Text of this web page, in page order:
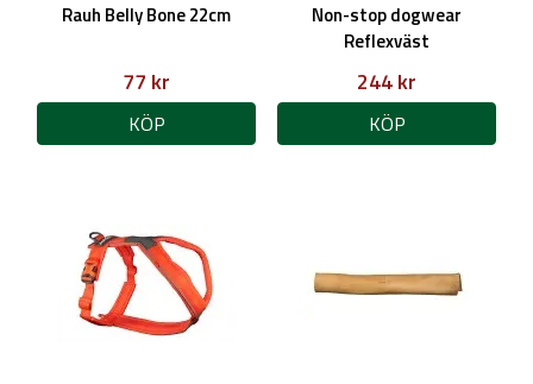
Rauh Belly Bone 22cm
77 kr
KÖP
Non-stop dogwear
Reflexväst
244 kr
KÖP